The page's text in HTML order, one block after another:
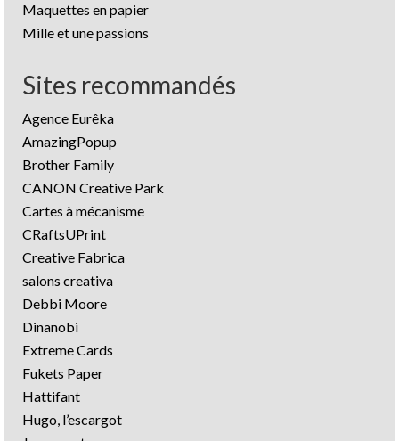
Maquettes en papier
Mille et une passions
Sites recommandés
Agence Eurêka
AmazingPopup
Brother Family
CANON Creative Park
Cartes à mécanisme
CRaftsUPrint
Creative Fabrica
salons creativa
Debbi Moore
Dinanobi
Extreme Cards
Fukets Paper
Hattifant
Hugo, l’escargot